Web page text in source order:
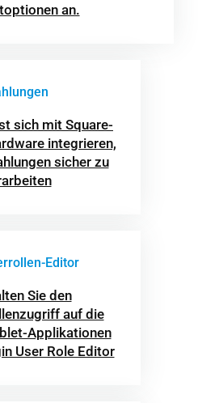
an.
sich mit Square-
integrieren,
sicher zu
Editor
Sie den
auf die
Applikationen
User Role Editor